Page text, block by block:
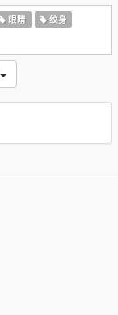
眼睛
纹身